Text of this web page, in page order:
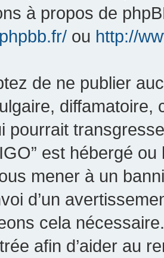
à propos de
ou http://
de ne publier
diffamatoire,
pourrait
est hébergé
mener à un
d’un
cela
afin d’aider au